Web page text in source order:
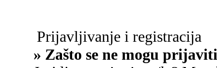
Prijavljivanje i registracija
» Zašto se ne mogu